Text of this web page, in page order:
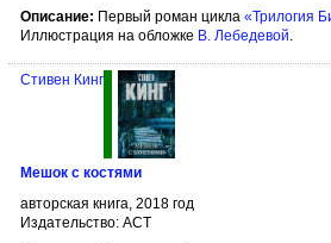
Описание: Первый роман цикла «Трилогия
Иллюстрация на обложке В. Лебедевой
Стивен Кинг
Мешок с костями
авторская книга, 2018 год
Издательство: АСТ